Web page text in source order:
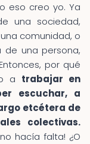
eso creo yo. Ya
una sociedad,
comunidad, o
una persona,
por qué
a trabajar en
escuchar, a
etcétera de
colectivas.
hacía falta! ¿O